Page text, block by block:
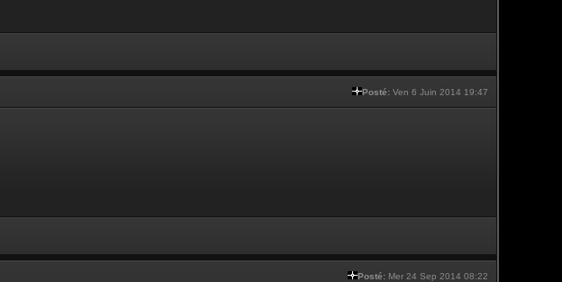
Posté: Ven 6 Juin 2014 19:47
Posté: Mer 24 Sep 2014 08:22